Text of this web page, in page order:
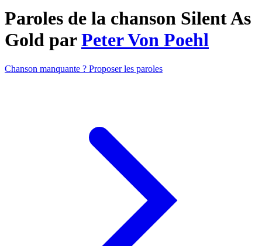
Paroles de la chanson Silent As
Gold parPeter Von Poehl
Chanson manquante ? Proposer les paroles